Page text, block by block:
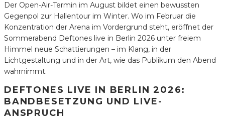
Der Open-Air-Termin im August bildet einen bewussten
Gegenpol zur Hallentour im Winter. Wo im Februar die
Konzentration der Arena im Vordergrund steht, eröffnet der
Sommerabend Deftones live in Berlin 2026 unter freiem
Himmel neue Schattierungen – im Klang, in der
Lichtgestaltung und in der Art, wie das Publikum den Abend
wahrnimmt.
DEFTONES LIVE IN BERLIN 2026:
BANDBESETZUNG UND LIVE-
ANSPRUCH